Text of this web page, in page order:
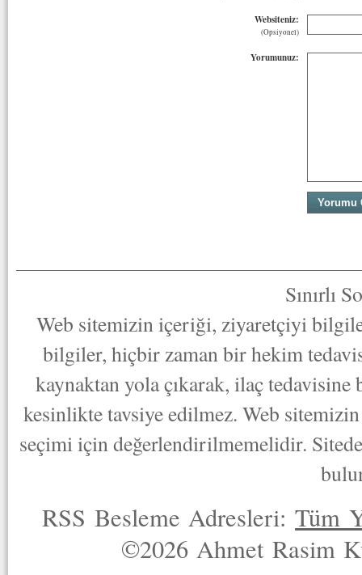
Websiteniz:
(Opsiyonel)
Yorumunuz:
Sınırlı
Web sitemizin içeriği, ziyaretçiyi
bilgiler, hiçbir zaman bir hekim
kaynaktan yola çıkarak, ilaç
kesinlikte tavsiye edilmez. Web
seçimi için değerlendirilmemelidir.
RSS Besleme Adresleri:Tüm
©2026 Ahmet Rasim